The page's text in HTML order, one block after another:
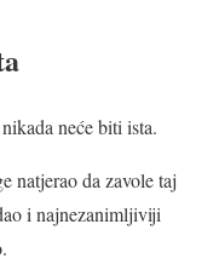
neće biti ista.
natjerao da zavole taj
i najnezanimljiviji